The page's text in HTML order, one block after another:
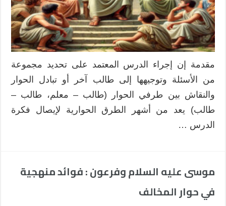
مقدمة إن إجراء الدرس المعتمد على تحديد مجموعة
من الأسئلة وتوجيهها إلى طالب آخر أو تبادل الحوار
والنقاش بين طرفي الحوار (طالب – معلم، طالب –
طالب) يعد من أشهر الطرق الحوارية لإيصال فكرة
الدرس …
موسى عليه السلام وفرعون : فوائد منهجية
في حوار المخالف